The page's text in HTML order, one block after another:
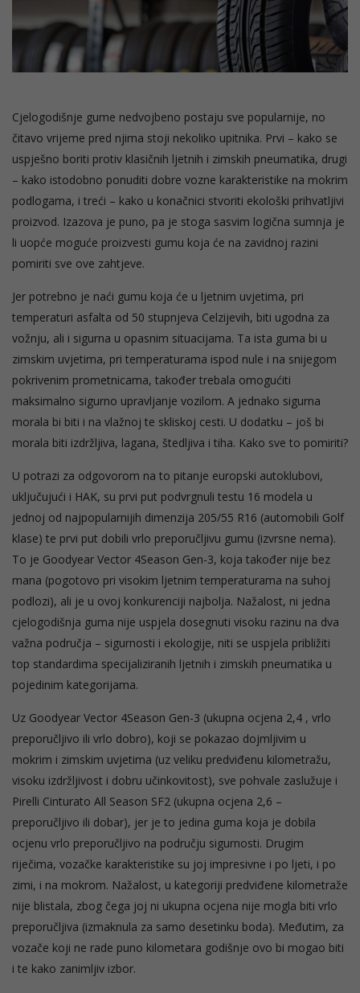
Cjelogodišnje gume nedvojbeno postaju sve popularnije, no
čitavo vrijeme pred njima stoji nekoliko upitnika. Prvi – kako se
uspješno boriti protiv klasičnih ljetnih i zimskih pneumatika, drugi
– kako istodobno ponuditi dobre vozne karakteristike na mokrim
podlogama, i treći – kako u konačnici stvoriti ekološki prihvatljivi
proizvod. Izazova je puno, pa je stoga sasvim logična sumnja je
li uopće moguće proizvesti gumu koja će na zavidnoj razini
pomiriti sve ove zahtjeve.
Jer potrebno je naći gumu koja će u ljetnim uvjetima, pri
temperaturi asfalta od 50 stupnjeva Celzijevih, biti ugodna za
vožnju, ali i sigurna u opasnim situacijama. Ta ista guma bi u
zimskim uvjetima, pri temperaturama ispod nule i na snijegom
pokrivenim prometnicama, također trebala omogućiti
maksimalno sigurno upravljanje vozilom. A jednako sigurna
morala bi biti i na vlažnoj te skliskoj cesti. U dodatku – još bi
morala biti izdržljiva, lagana, štedljiva i tiha. Kako sve to pomiriti?
U potrazi za odgovorom na to pitanje europski autoklubovi,
uključujući i HAK, su prvi put podvrgnuli testu 16 modela u
jednoj od najpopularnijih dimenzija 205/55 R16 (automobili Golf
klase) te prvi put dobili vrlo preporučljivu gumu (izvrsne nema).
To je Goodyear Vector 4Season Gen-3, koja također nije bez
mana (pogotovo pri visokim ljetnim temperaturama na suhoj
podlozi), ali je u ovoj konkurenciji najbolja. Nažalost, ni jedna
cjelogodišnja guma nije uspjela dosegnuti visoku razinu na dva
važna područja – sigurnosti i ekologije, niti se uspjela približiti
top standardima specijaliziranih ljetnih i zimskih pneumatika u
pojedinim kategorijama.
Uz Goodyear Vector 4Season Gen-3 (ukupna ocjena 2,4 , vrlo
preporučljivo ili vrlo dobro), koji se pokazao dojmljivim u
mokrim i zimskim uvjetima (uz veliku predviđenu kilometražu,
visoku izdržljivost i dobru učinkovitost), sve pohvale zaslužuje i
Pirelli Cinturato All Season SF2 (ukupna ocjena 2,6 –
preporučljivo ili dobar), jer je to jedina guma koja je dobila
ocjenu vrlo preporučljivo na području sigurnosti. Drugim
riječima, vozačke karakteristike su joj impresivne i po ljeti, i po
zimi, i na mokrom. Nažalost, u kategoriji predviđene kilometraže
nije blistala, zbog čega joj ni ukupna ocjena nije mogla biti vrlo
preporučljiva (izmaknula za samo desetinku boda). Međutim, za
vozače koji ne rade puno kilometara godišnje ovo bi mogao biti
i te kako zanimljiv izbor.